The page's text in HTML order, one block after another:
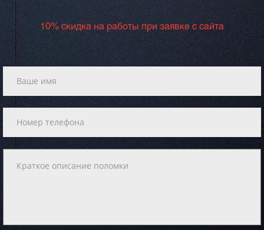
10% скидка на работы при заявке с сайта